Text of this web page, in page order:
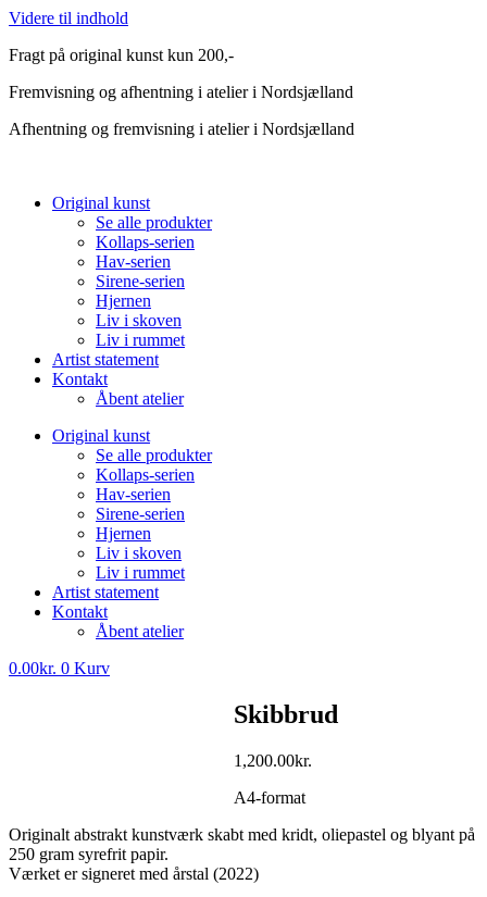
Videre til indhold
Fragt på original kunst kun 200,-
Fremvisning og afhentning i atelier i Nordsjælland
Afhentning og fremvisning i atelier i Nordsjælland
Original kunst
Se alle produkter
Kollaps-serien
Hav-serien
Sirene-serien
Hjernen
Liv i skoven
Liv i rummet
Artist statement
Kontakt
Åbent atelier
Original kunst
Se alle produkter
Kollaps-serien
Hav-serien
Sirene-serien
Hjernen
Liv i skoven
Liv i rummet
Artist statement
Kontakt
Åbent atelier
0.00kr. 0 Kurv
Skibbrud
1,200.00kr.
A4-format
Originalt abstrakt kunstværk skabt med kridt, oliepastel og blyant på
250 gram syrefrit papir.
Værket er signeret med årstal (2022)